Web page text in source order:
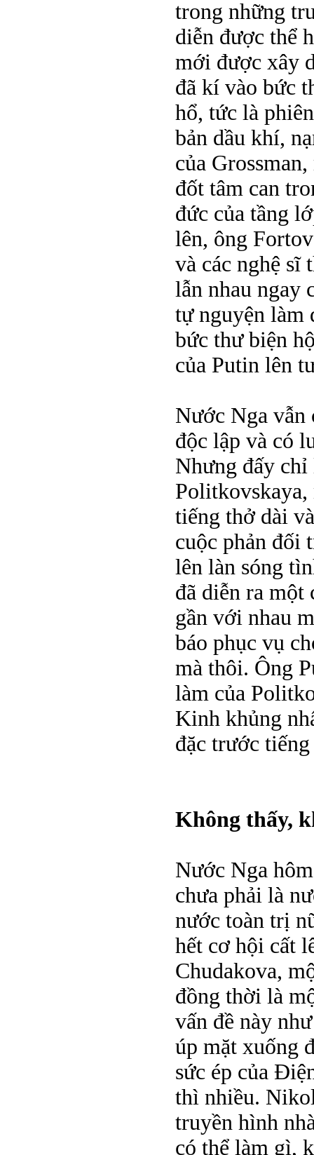
trong những
diễn được thể
mới được xây
đã kí vào bức
hổ, tức là
bản dầu khí,
của
đốt tâm can
đức của tầng
lên, ông
và các nghệ sĩ
lẫn nhau ngay
tự nguyện làm
bức thư biện
của Putin lên
Nước Nga vẫn
độc lập và có
Nhưng đấy chỉ
tiếng thở dài
cuộc phản đối
lên làn sóng
đã diễn ra một
gần với nhau
báo phục vụ
mà thôi. Ông
làm của
Kinh khủng
đặc trước
Không thấy,
Nước Nga
chưa phải là
nước toàn trị
hết cơ hội cất
Chudakova,
đồng thời là
vấn đề này
úp mặt xuống
sức ép của
thì nhiều.
truyền hình
có thể làm gì,